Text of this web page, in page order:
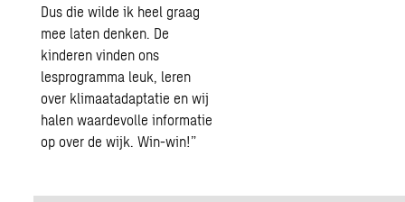
Dus die wilde ik heel graag
mee laten denken. De
kinderen vinden ons
lesprogramma leuk, leren
over klimaatadaptatie en wij
halen waardevolle informatie
op over de wijk. Win-win!”